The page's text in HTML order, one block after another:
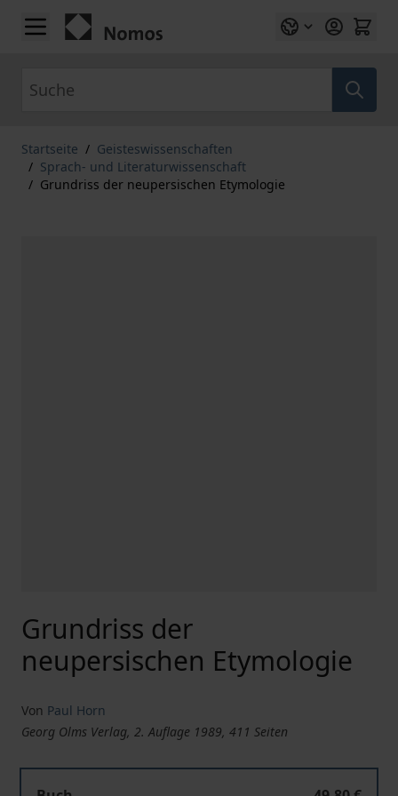
Zum Inhalt springen
Startseite / Geisteswissenschaften
/ Sprach- und Literaturwissenschaft
/ Grundriss der neupersischen Etymologie
Grundriss der
neupersischen Etymologie
Von Paul Horn
Georg Olms Verlag, 2. Auflage 1989, 411 Seiten